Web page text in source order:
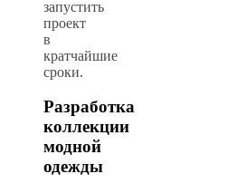
запустить
проект
в
кратчайшие
сроки.
Разработка
коллекции
модной
одежды